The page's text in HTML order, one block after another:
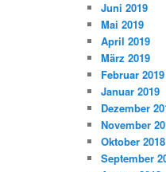
Juni 2019
Mai 2019
April 2019
März 2019
Februar 2019
Januar 2019
Dezember
November
Oktober 2018
September